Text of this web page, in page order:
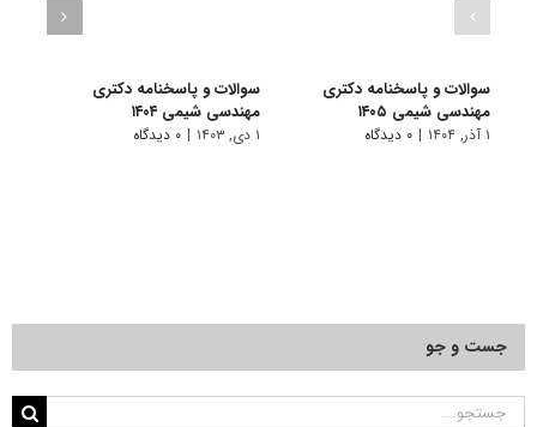
سوالات و پاسخنامه دکتری
مهندسی شیمی ۱۴۰۵
۱ آذر, ۱۴۰۴ | ۰ دیدگاه
سوالات و پاسخنامه دکتری
مهندسی شیمی ۱۴۰۴
۱ دی, ۱۴۰۳ | ۰ دیدگاه
جست و جو
جستجو